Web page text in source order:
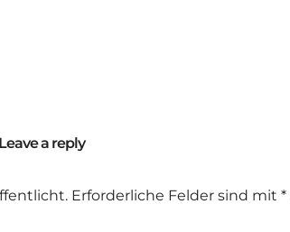
Leave a reply
Erforderliche Felder sind mit*